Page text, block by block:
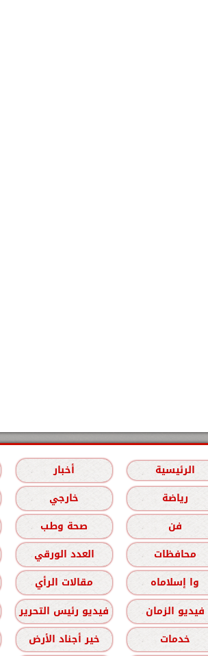
الرئيسية أخبار
رياضة
خارجي
فن
صحة وطب
محافظات
العدد الورقي
وا إسلاماه
مقالات الرأي
فيديو الزمان
فيديو رئيس التحرير
خدمات
خير أجناد الأرض